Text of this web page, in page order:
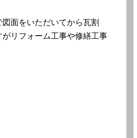
面をいただいてから瓦割
がリフォーム工事や修繕工事